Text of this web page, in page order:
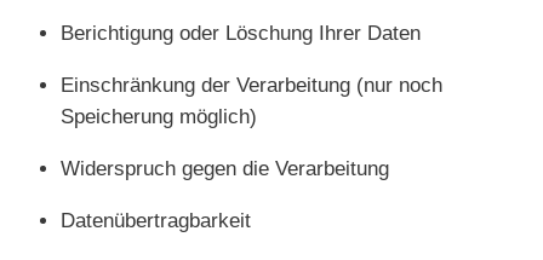
Berichtigung oder Löschung Ihrer Daten
Einschränkung der Verarbeitung (nur noch
Speicherung möglich)
Widerspruch gegen die Verarbeitung
Datenübertragbarkeit